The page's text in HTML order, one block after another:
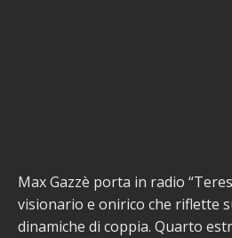
Max Gazzè porta in radio
visionario e onirico che riflette
dinamiche di coppia. Quarto